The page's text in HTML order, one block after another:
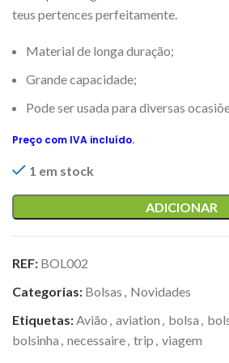
teus pertences perfeitamente.
Material de longa duração;
Grande capacidade;
Pode ser usada para diversas
Preço com IVA incluído.
1 em stock
ADICIONAR
REF: BOL002
Categorias: Bolsas , Novidades
Etiquetas:Avião , aviation , bolsa ,
bolsinha , necessaire, trip , viagem